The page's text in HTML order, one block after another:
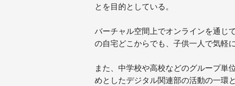
とを目的としている。
バーチャル空間上でオンラインを通じ
の自宅どこからでも、子供一人で気軽
また、中学校や高校などのグループ単
めとしたデジタル関連部の活動の一環